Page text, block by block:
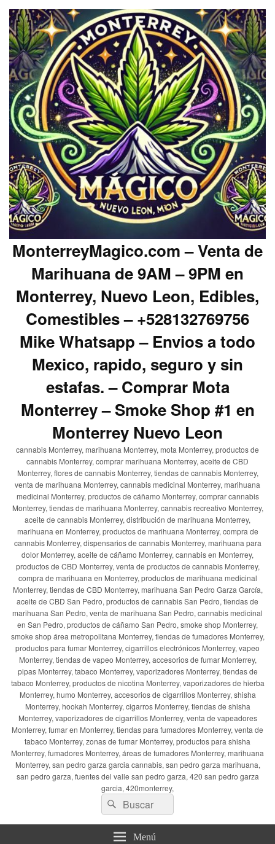
MonterreyMagico.com – Venta de
Marihuana de 9AM – 9PM en
Monterrey, Nuevo Leon, Edibles,
Comestibles – +528132769756
Mike Whatsapp – Envios a todo
Mexico, rapido, seguro y sin
estafas. – Comprar Mota
Monterrey – Smoke Shop #1 en
Monterrey Nuevo Leon
cannabis Monterrey, marihuana Monterrey, mota Monterrey, productos de
cannabis Monterrey, comprar marihuana Monterrey, aceite de CBD
Monterrey, flores de cannabis Monterrey, tiendas de cannabis Monterrey,
venta de marihuana Monterrey, cannabis medicinal Monterrey, marihuana
medicinal Monterrey, productos de cáñamo Monterrey, comprar cannabis
Monterrey, tiendas de marihuana Monterrey, cannabis recreativo Monterrey,
aceite de cannabis Monterrey, distribución de marihuana Monterrey,
marihuana en Monterrey, productos de marihuana Monterrey, compra de
cannabis Monterrey, dispensarios de cannabis Monterrey, marihuana para
dolor Monterrey, aceite de cáñamo Monterrey, cannabis en Monterrey,
productos de CBD Monterrey, venta de productos de cannabis Monterrey,
compra de marihuana en Monterrey, productos de marihuana medicinal
Monterrey, tiendas de CBD Monterrey, marihuana San Pedro Garza García,
aceite de CBD San Pedro, productos de cannabis San Pedro, tiendas de
marihuana San Pedro, venta de marihuana San Pedro, cannabis medicinal
en San Pedro, productos de cáñamo San Pedro, smoke shop Monterrey,
smoke shop área metropolitana Monterrey, tiendas de fumadores Monterrey,
productos para fumar Monterrey, cigarrillos electrónicos Monterrey, vapeo
Monterrey, tiendas de vapeo Monterrey, accesorios de fumar Monterrey,
pipas Monterrey, tabaco Monterrey, vaporizadores Monterrey, tiendas de
tabaco Monterrey, productos de nicotina Monterrey, vaporizadores de hierba
Monterrey, humo Monterrey, accesorios de cigarrillos Monterrey, shisha
Monterrey, hookah Monterrey, cigarros Monterrey, tiendas de shisha
Monterrey, vaporizadores de cigarrillos Monterrey, venta de vapeadores
Monterrey, fumar en Monterrey, tiendas para fumadores Monterrey, venta de
tabaco Monterrey, zonas de fumar Monterrey, productos para shisha
Monterrey, fumadores Monterrey, áreas de fumadores Monterrey, marihuana
Monterrey, san pedro garza garcia cannabis, san pedro garza marihuana,
san pedro garza, fuentes del valle san pedro garza, 420 san pedro garza
garcia, 420monterrey,
Buscar
por:
Buscar
Menú